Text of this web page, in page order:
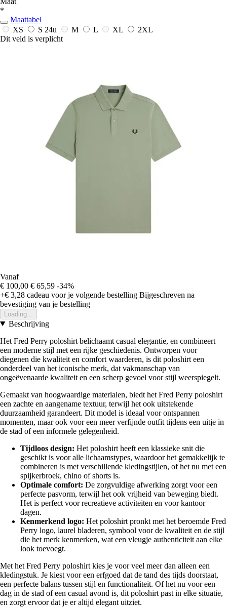
*
Maattabel
XS
S 24u M L XL
2XL
Dit veld is verplicht
Vanaf
€ 100,00 € 65,59 -34%
+€ 3,28 cadeau voor je volgende bestelling Bijgeschreven na
bevestiging van je bestelling
Loading...
Beschrijving
Het Fred Perry poloshirt belichaamt casual elegantie, en combineert
een moderne stijl met een rijke geschiedenis. Ontworpen voor
diegenen die kwaliteit en comfort waarderen, is dit poloshirt een
onderdeel van het iconische merk, dat vakmanschap van
ongeëvenaarde kwaliteit en een scherp gevoel voor stijl weerspiegelt.
Gemaakt van hoogwaardige materialen, biedt het Fred Perry poloshirt
een zachte en aangename textuur, terwijl het ook uitstekende
duurzaamheid garandeert. Dit model is ideaal voor ontspannen
momenten, maar ook voor een meer verfijnde outfit tijdens een uitje in
de stad of een informele gelegenheid.
Tijdloos design: Het poloshirt heeft een klassieke snit die
geschikt is voor alle lichaamstypes, waardoor het gemakkelijk te
combineren is met verschillende kledingstijlen, of het nu met een
spijkerbroek, chino of shorts is.
Optimale comfort: De zorgvuldige afwerking zorgt voor een
perfecte pasvorm, terwijl het ook vrijheid van beweging biedt.
Het is perfect voor recreatieve activiteiten en voor kantoor
dagen.
Kenmerkend logo: Het poloshirt pronkt met het beroemde Fred
Perry logo, laurel bladeren, symbool voor de kwaliteit en de stijl
die het merk kenmerken, wat een vleugje authenticiteit aan elke
look toevoegt.
Met het Fred Perry poloshirt kies je voor veel meer dan alleen een
kledingstuk. Je kiest voor een erfgoed dat de tand des tijds doorstaat,
een perfecte balans tussen stijl en functionaliteit. Of het nu voor een
dag in de stad of een casual avond is, dit poloshirt past in elke situatie,
en zorgt ervoor dat je er altijd elegant uitziet.